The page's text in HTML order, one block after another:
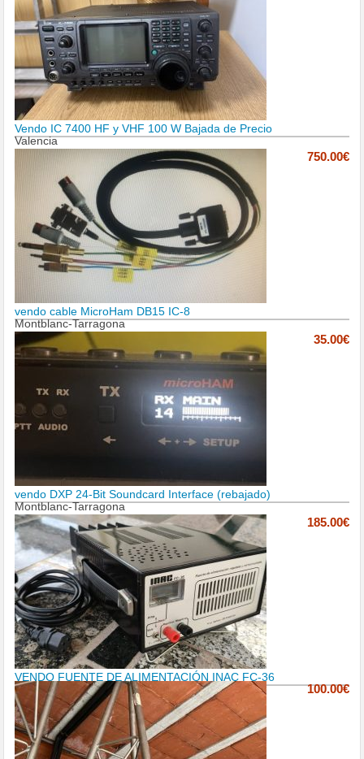
Vendo IC 7400 HF y VHF 100 W Bajada de Precio
Valencia
750.00€
vendo cable MicroHam DB15 IC-8
Montblanc-Tarragona
35.00€
vendo DXP 24-Bit Soundcard Interface (rebajado)
Montblanc-Tarragona
185.00€
VENDO FUENTE DE ALIMENTACIÓN INAC FC-36
100.00€